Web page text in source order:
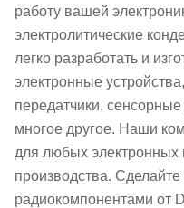
работу вашей
электролитические
легко разработать и
электронные
передатчики,
многое другое. Наши
для любых электронных
производства.
радиокомпонентами от